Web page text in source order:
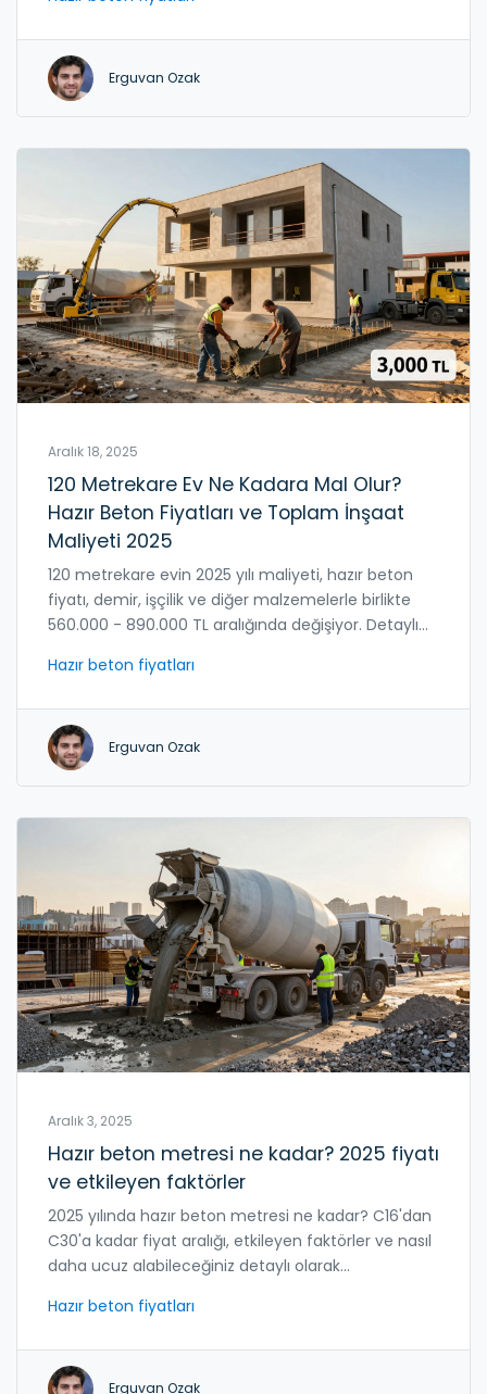
Erguvan Ozak
Aralık 18, 2025
120 Metrekare Ev Ne Kadara Mal Olur?
Hazır Beton Fiyatları ve Toplam İnşaat
Maliyeti 2025
120 metrekare evin 2025 yılı maliyeti, hazır beton
fiyatı, demir, işçilik ve diğer malzemelerle birlikte
560.000 - 890.000 TL aralığında değişiyor. Detaylı
Hazır beton fiyatları
Erguvan Ozak
Aralık 3, 2025
Hazır beton metresi ne kadar? 2025 fiyatı
ve etkileyen faktörler
2025 yılında hazır beton metresi ne kadar? C16'dan
C30'a kadar fiyat aralığı, etkileyen faktörler ve nasıl
daha ucuz alabileceğiniz detaylı olarak
Hazır beton fiyatları
Erguvan Ozak